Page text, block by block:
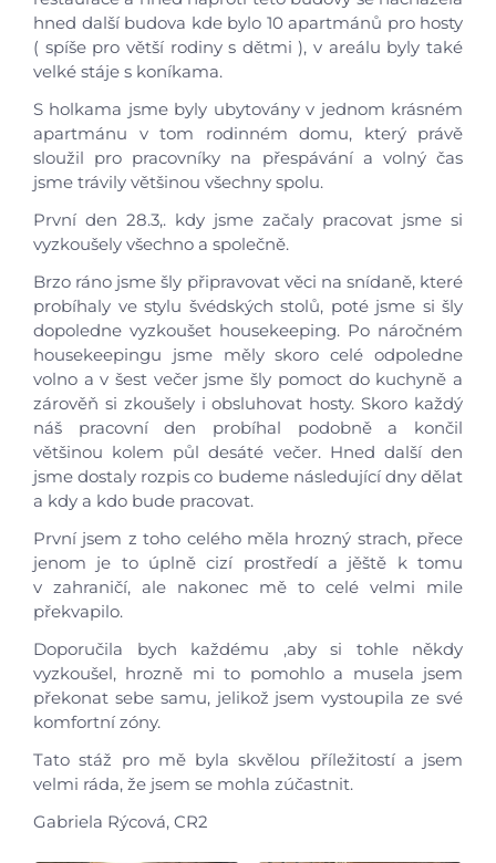
Základní informace o studiu
Informace ke studiu
Organizace školního roku
Pracovní příležitosti
Přihláška ke studiu
Přijímací řízení
Profesní kvalifikace
Programy dalšího vzdělávání
Soutěže
Zahraniční stáže
Zájmové útvary
Projekty
Foto
Virtuální prohlídka
Kontakty
hned další budova kde bylo 10 apartmánů pro hosty
( spíše pro větší rodiny s dětmi ), v areálu byly také
velké stáje s koníkama.
S holkama jsme byly ubytovány v jednom krásném
apartmánu v tom rodinném domu, který právě
sloužil pro pracovníky na přespávání a volný čas
jsme trávily většinou všechny spolu.
První den 28.3,. kdy jsme začaly pracovat jsme si
vyzkoušely všechno a společně.
Brzo ráno jsme šly připravovat věci na snídaně, které
probíhaly ve stylu švédských stolů, poté jsme si šly
dopoledne vyzkoušet housekeeping. Po náročném
housekeepingu jsme měly skoro celé odpoledne
volno a v šest večer jsme šly pomoct do kuchyně a
zárověň si zkoušely i obsluhovat hosty. Skoro každý
náš pracovní den probíhal podobně a končil
většinou kolem půl desáté večer. Hned další den
jsme dostaly rozpis co budeme následující dny dělat
a kdy a kdo bude pracovat.
První jsem z toho celého měla hrozný strach, přece
jenom je to úplně cizí prostředí a jěště k tomu
v zahraničí, ale nakonec mě to celé velmi mile
překvapilo.
Doporučila bych každému ,aby si tohle někdy
vyzkoušel, hrozně mi to pomohlo a musela jsem
překonat sebe samu, jelikož jsem vystoupila ze své
komfortní zóny.
Tato stáž pro mě byla skvělou příležitostí a jsem
velmi ráda, že jsem se mohla zúčastnit.
Gabriela Rýcová, CR2